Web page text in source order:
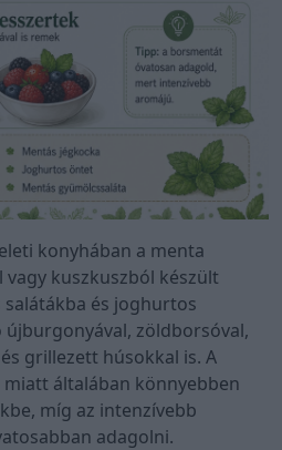
konyhában a menta
kuszkuszból készült
és joghurtos
zöldborsóval,
grillezett húsokkal is. A
általában könnyebben
míg az intenzívebb
adagolni.